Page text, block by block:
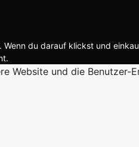
du darauf klickst und
Website und die Benutzer-